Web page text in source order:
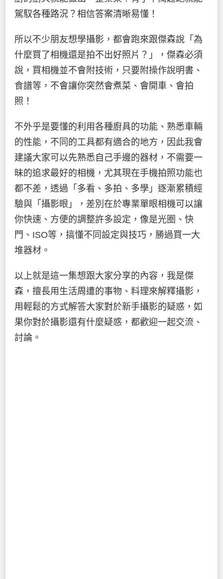
駕馭各種路況？相信答案清晰易懂！
所以不少朋友想學攝影，都會跑來跟傑森說「為
什麼買了相機還是拍不出好照片？」，傑森必須
說，買相機並不會附技術，只要附操作說明書、
食譜等，不會讓你突然會煮菜、會開車、會拍
照！
不外乎是要懂的利用各種廚具的功能、熟悉車輛
的性能，不同的工具都有適合的地方，因此我會
建議大家可以先熟悉自己手邊的器材，不需要一
昧的追求最好的相機，尤其現在手機拍照功能也
都不差，透過「多看、多拍、多學」逐漸累積經
驗與「攝影眼」，差別在於專業單眼相機可以讓
你快速、方便的調整許多設定，像是光圈、快
門、ISO等，搞懂不同設定與技巧，勝過買一大
堆器材。
以上就是這一集想跟大家分享的內容，我是傑
森，擅長用生活周遭的事物、料理來解釋攝影，
用輕鬆的方式解答大家對於新手攝影的疑惑，如
果你對於攝影還有什麼疑惑，都歡迎一起交流、
討論。